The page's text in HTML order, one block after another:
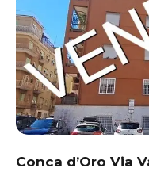
Conca d’Oro Via